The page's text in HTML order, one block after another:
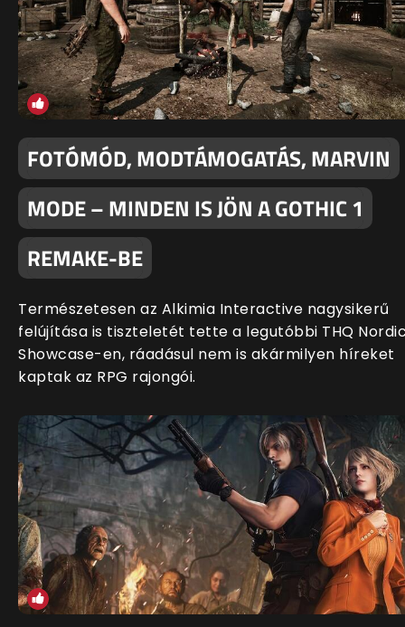
FOTÓMÓD, MODTÁMOGATÁS, MARVIN
MODE – MINDEN IS JÖN A GOTHIC 1
REMAKE-BE
Természetesen az Alkimia Interactive nagysikerű
felújítása is tiszteletét tette a legutóbbi THQ
Showcase-en, ráadásul nem is akármilyen híreket
kaptak az RPG rajongói.